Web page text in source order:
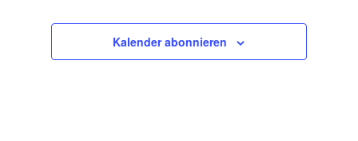
Kalender abonnieren